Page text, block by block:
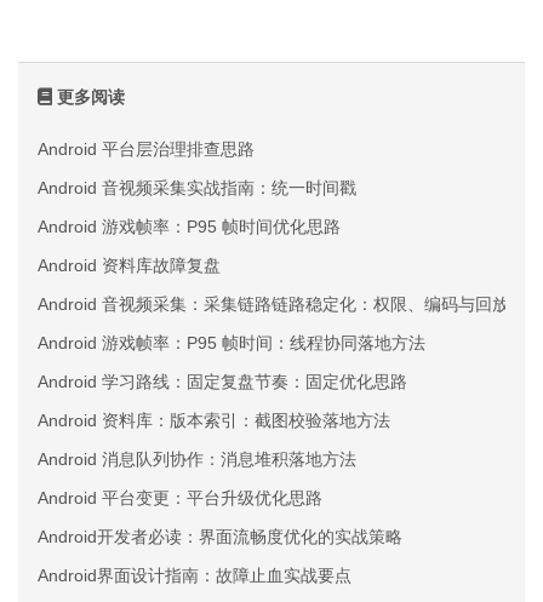
更多阅读
Android 平台层治理排查思路
Android 音视频采集实战指南：统一时间戳
Android 游戏帧率：P95 帧时间优化思路
Android 资料库故障复盘
Android 音视频采集：采集链路链路稳定化：权限、编码与回放三
Android 游戏帧率：P95 帧时间：线程协同落地方法
Android 学习路线：固定复盘节奏：固定优化思路
Android 资料库：版本索引：截图校验落地方法
Android 消息队列协作：消息堆积落地方法
Android 平台变更：平台升级优化思路
Android开发者必读：界面流畅度优化的实战策略
Android界面设计指南：故障止血实战要点